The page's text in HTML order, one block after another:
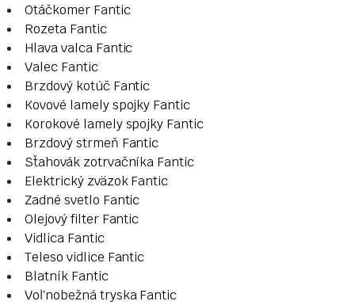
Otáčkomer Fantic
Rozeta Fantic
Hlava valca Fantic
Valec Fantic
Brzdový kotúč Fantic
Kovové lamely spojky Fantic
Korokové lamely spojky Fantic
Brzdový strmeň Fantic
Sťahovák zotrvačníka Fantic
Elektrický zväzok Fantic
Zadné svetlo Fantic
Olejový filter Fantic
Vidlica Fantic
Teleso vidlice Fantic
Blatník Fantic
Voľnobežná tryska Fantic